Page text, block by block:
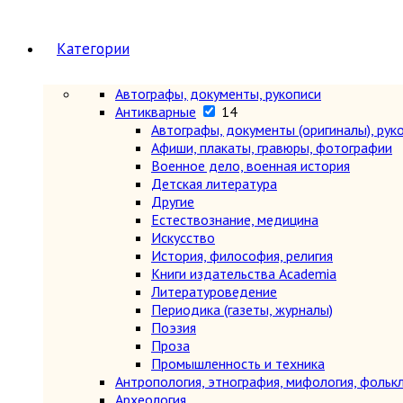
Категории
Автографы, документы, рукописи
Антикварные
14
Автографы, документы (оригиналы),
Афиши, плакаты, гравюры, фотографии
Военное дело, военная история
Детская литература
Другие
Естествознание, медицина
Искусство
История, философия, религия
Книги издательства Academia
Литературоведение
Периодика (газеты, журналы)
Поэзия
Проза
Промышленность и техника
Антропология, этнография, мифология,
Археология